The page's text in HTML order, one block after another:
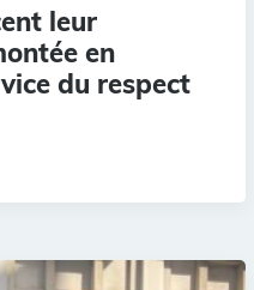
leur
en
du respect